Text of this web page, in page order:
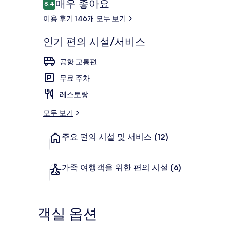
용
후
8.410점 만점 중 8.4점.
매우 좋아요
이용 후기 146개 모두 보기
인기 편의 시설/서비스
공항 교통편
무료 주차
레스토랑
모두 보기
주요 편의 시설 및 서비스 (12)
가족 여행객을 위한 편의 시설 (6)
객실 옵션